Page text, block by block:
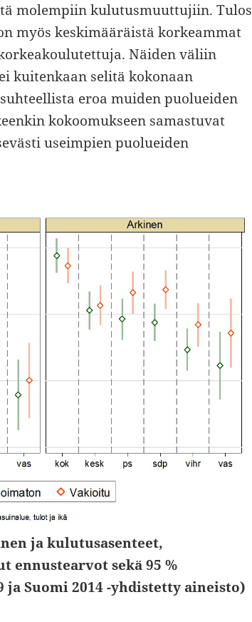
molempiin kulutusmuuttujiin. Tulos
myös keskimääräistä korkeammat
Näiden väliin
kuitenkaan selitä kokonaan
eroa muiden puolueiden
kokoomukseen samastuvat
useimpien puolueiden
ja kulutusasenteet,
ennustearvot sekä 95 %
Suomi 2014 -yhdistetty aineisto)